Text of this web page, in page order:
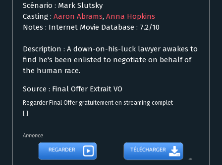
Scénario : Mark Slutsky
Casting : Aaron Abrams, Anna Hopkins
Notes : Internet Movie Database : 7.2/10
Description : A down-on-his-luck lawyer awakes to
find he's been enlisted to negotiate on behalf of
the human race.
Source : Final Offer Extrait VO
Regarder Final Offer gratuitement en streaming complet
Annonce